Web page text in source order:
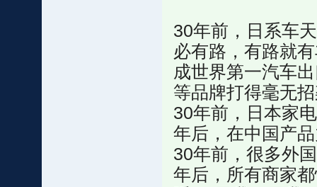
30年前，日系车
必有路，有路就
成世界第一汽车
等品牌打得毫无
30年前，日本家
年后，在中国产
30年前，很多外
年后，所有商家